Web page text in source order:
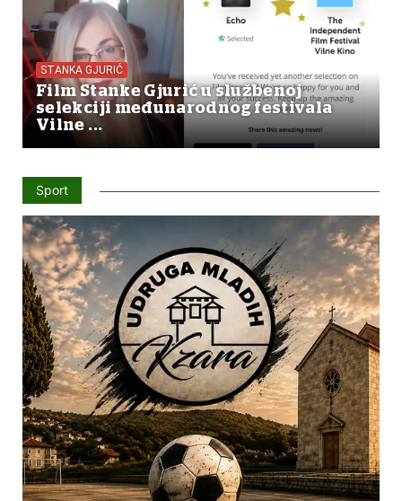
STANKA GJURIĆ
Film Stanke Gjurić u službenoj
selekciji međunarodnog festivala
Vilne ...
Sport